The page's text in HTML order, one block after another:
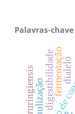
Palavras-chave
hábito
nebulizaçãodigestibilidadefermentaçãodialelo